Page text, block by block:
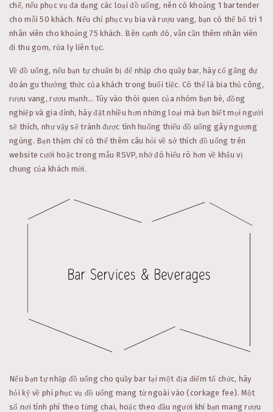
chế, nếu phục vụ đa dạng các loại đồ uống, nên có khoảng 1 bartender
cho mỗi 50 khách. Nếu chỉ phục vụ bia và rượu vang, bạn có thể bố trí 1
nhân viên cho khoảng 75 khách. Bên cạnh đó, vẫn cần thêm nhân viên
đi thu gom, rửa ly liên tục.
Về đồ uống, nếu bạn tự chuẩn bị để nhập cho quầy bar, hãy cố gắng dự
đoán gu thưởng thức của khách trong buổi tiệc. Có thể là bia thủ công,
rượu vang, rượu mạnh… Tùy vào thói quen của nhóm bạn bè, đồng
nghiệp và gia đình, hãy đặt nhiều hơn những loại mà bạn biết mọi người
sẽ thích, như vậy sẽ tránh được tình huống thiếu đồ uống gây ngượng
ngùng. Bạn thậm chí có thể thêm câu hỏi về sở thích đồ uống trên
website cưới hoặc trong mẫu RSVP, nhờ đó hiểu rõ hơn về khẩu vị
chung của khách mời.
Nếu bạn tự nhập đồ uống cho quầy bar tại một địa điểm tổ chức, hãy
hỏi kỹ về phí phục vụ đồ uống mang từ ngoài vào (corkage fee). Một
số nơi tính phí theo từng chai, hoặc theo đầu người khi bạn mang rượu